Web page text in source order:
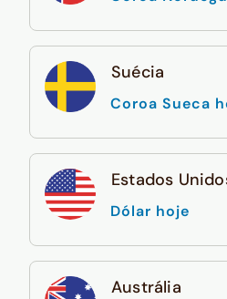
Suécia
Coroa Sueca
Estados
Dólar hoje
Austrália